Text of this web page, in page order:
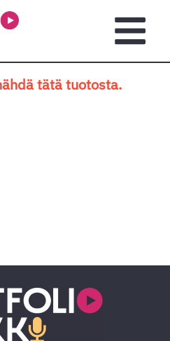
tätä tuotosta.